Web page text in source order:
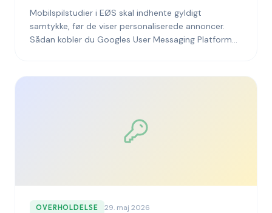
Mobilspilstudier i EØS skal indhente gyldigt
samtykke, før de viser personaliserede annoncer.
Sådan kobler du Googles User Messaging Platform
OVERHOLDELSE 29. maj 2026